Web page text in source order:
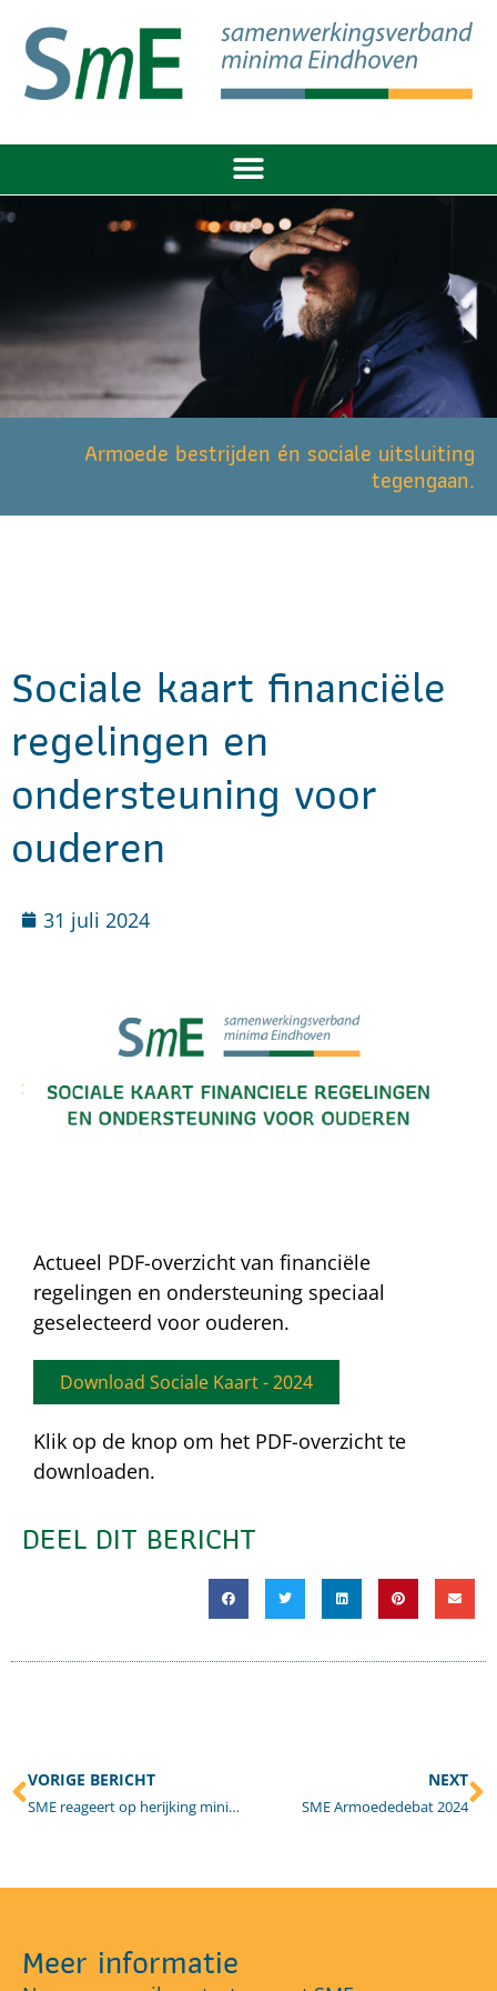
Armoede bestrijden én sociale uitsluiting
tegengaan.
Sociale kaart financiële
regelingen en
ondersteuning voor
ouderen
31 juli 2024
Actueel PDF-overzicht van financiële
regelingen en ondersteuning speciaal
geselecteerd voor ouderen.
Download Sociale Kaart - 2024
Klik op de knop om het PDF-overzicht te
downloaden.
DEEL DIT BERICHT
VORIGE BERICHT
SME reageert op herijking minimabeleid Eindhoven.
NEXT
SME Armoededebat 2024
Meer informatie